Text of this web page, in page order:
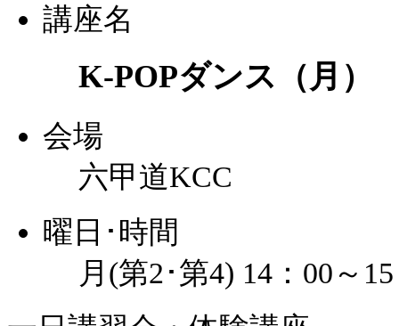
講座名
K-POPダンス（月）
会場
六甲道KCC
曜日･時間
月(第2･第4) 14：00～